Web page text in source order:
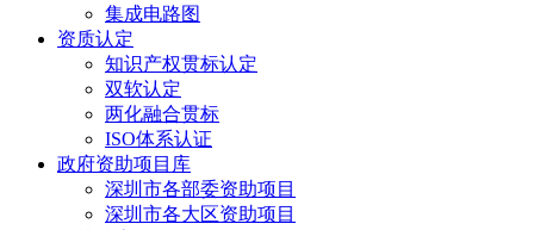
集成电路图
资质认定
知识产权贯标认定
双软认定
两化融合贯标
ISO体系认证
政府资助项目库
深圳市各部委资助项目
深圳市各大区资助项目